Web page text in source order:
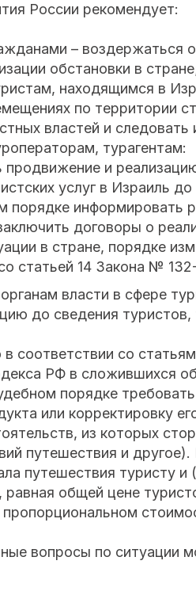
России рекомендует:
– воздержаться
обстановки в
находящимся в
по территории
властей и следовать
турагентам:
продвижение и
услуг в Израиль
порядке информировать
договоры о
в стране, порядке
статьей 14 Закона №
власти в сфере
до сведения туристов,
соответствии со
РФ в сложившихся
порядке
или корректировку
из которых
путешествия и
путешествия туристу и
общей цене
вопросы по ситуации